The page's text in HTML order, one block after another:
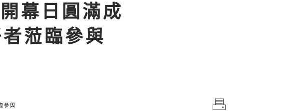
幕日圓滿成
蒞臨參與
參與